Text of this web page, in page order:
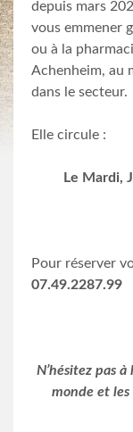
depuis mars
vous emmener
ou à la
Achenheim, au
dans le secteur.
Elle circule :
Le Mardi,
Pour réserver
07.49.2287.99
N’hésitez pas
monde et